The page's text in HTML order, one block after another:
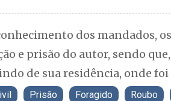
dos mandados,
e prisão do autor, sendo
de sua residência, onde
Prisão Foragido Roubo